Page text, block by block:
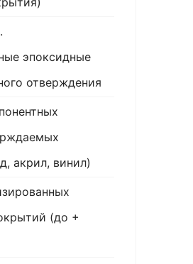
эпоксидные
отверждения
акрил, винил)
(до +